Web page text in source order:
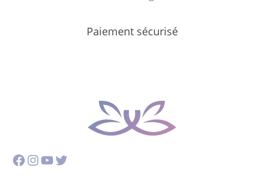
Paiement sécurisé
Facebook
Instagram
YouTube
Twitter